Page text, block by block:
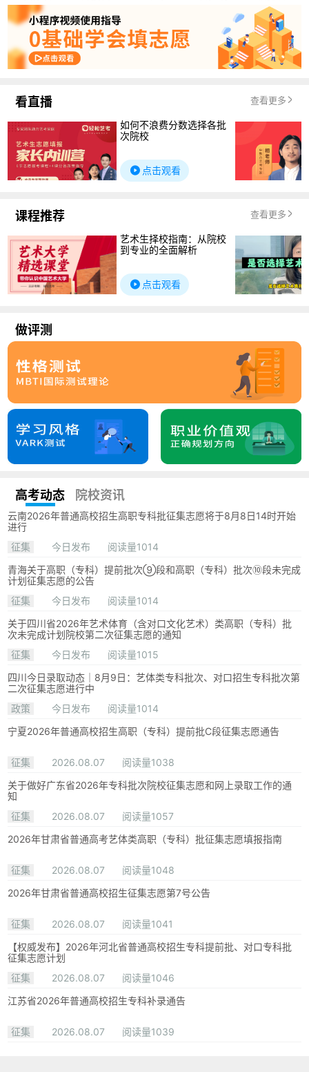
看直播 查看更多
如何不浪费分数选择各批
次院校
点击观看
课程推荐 查看更多
艺术生择校指南：从院校
到专业的全面解析
点击观看
做评测
高考动态 院校资讯
云南2026年普通高校招生高职专科批征集志愿将于8月8日14时开始
进行
征集
今日发布
阅读量1014
青海关于高职（专科）提前批次⑨段和高职（专科）批次⑩段未完成
计划征集志愿的公告
征集
今日发布
阅读量1014
关于四川省2026年艺术体育（含对口文化艺术）类高职（专科）批
次未完成计划院校第二次征集志愿的通知
征集
今日发布
阅读量1015
四川今日录取动态｜8月9日：艺体类专科批次、对口招生专科批次第
二次征集志愿进行中
政策
今日发布
阅读量1014
宁夏2026年普通高校招生高职（专科）提前批C段征集志愿通告
征集 2026.08.07
阅读量1038
关于做好广东省2026年专科批次院校征集志愿和网上录取工作的通
知
征集
2026.08.07
阅读量1057
2026年甘肃省普通高考艺体类高职（专科）批征集志愿填报指南
征集 2026.08.07
阅读量1048
2026年甘肃省普通高校招生征集志愿第7号公告
征集 2026.08.07
阅读量1041
【权威发布】2026年河北省普通高校招生专科提前批、对口专科批
征集志愿计划
征集
2026.08.07
阅读量1046
江苏省2026年普通高校招生专科补录通告
征集 2026.08.07 阅读量1039